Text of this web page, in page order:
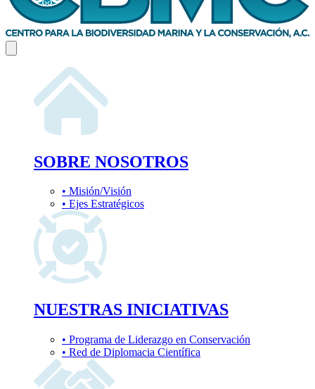
SOBRE NOSOTROS
• Misión/Visión
• Ejes Estratégicos
NUESTRAS INICIATIVAS
• Programa de Liderazgo en Conservación
• Red de Diplomacia Científica